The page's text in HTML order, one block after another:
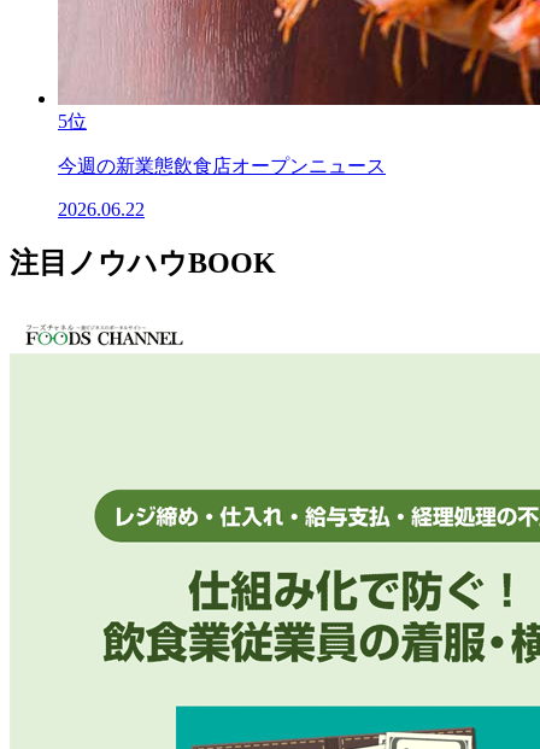
5位
今週の新業態飲食店オープンニュース
2026.06.22
注目ノウハウBOOK